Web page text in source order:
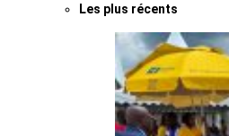
Les plus récents